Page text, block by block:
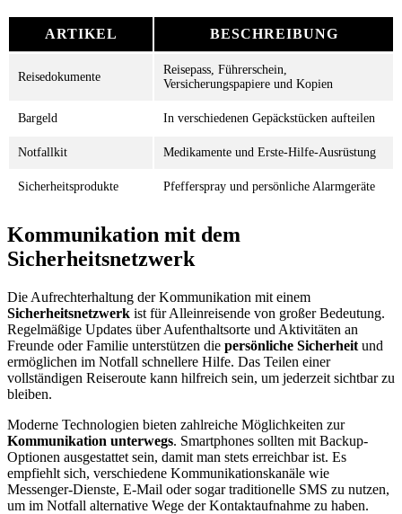
ARTIKEL BESCHREIBUNG
Reisedokumente
Reisepass, Führerschein,
Versicherungspapiere und Kopien
Bargeld In verschiedenen Gepäckstücken aufteilen
Notfallkit Medikamente und Erste-Hilfe-Ausrüstung
Sicherheitsprodukte Pfefferspray und persönliche Alarmgeräte
Kommunikation mit dem
Sicherheitsnetzwerk
Die Aufrechterhaltung der Kommunikation mit einem
Sicherheitsnetzwerk ist für Alleinreisende von großer Bedeutung.
Regelmäßige Updates über Aufenthaltsorte und Aktivitäten an
Freunde oder Familie unterstützen die persönliche Sicherheit und
ermöglichen im Notfall schnellere Hilfe. Das Teilen einer
vollständigen Reiseroute kann hilfreich sein, um jederzeit sichtbar zu
bleiben.
Moderne Technologien bieten zahlreiche Möglichkeiten zur
Kommunikation unterwegs. Smartphones sollten mit Backup-
Optionen ausgestattet sein, damit man stets erreichbar ist. Es
empfiehlt sich, verschiedene Kommunikationskanäle wie
Messenger-Dienste, E-Mail oder sogar traditionelle SMS zu nutzen,
um im Notfall alternative Wege der Kontaktaufnahme zu haben.